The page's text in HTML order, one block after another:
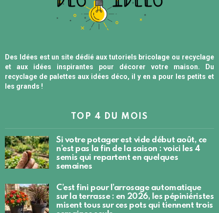
Des Idées est un site dédié aux tutoriels bricolage ou recyclage
et aux idées inspirantes pour décorer votre maison. Du
recyclage de palettes aux idées déco, il y en a pour les petits et
les grands !
TOP 4 DU MOIS
Si votre potager est vide début août, ce
n’est pas la fin de la saison : voici les 4
semis qui repartent en quelques
semaines
C’est fini pour l’arrosage automatique
sur la terrasse : en 2026, les pépiniéristes
misent tous sur ces pots qui tiennent trois